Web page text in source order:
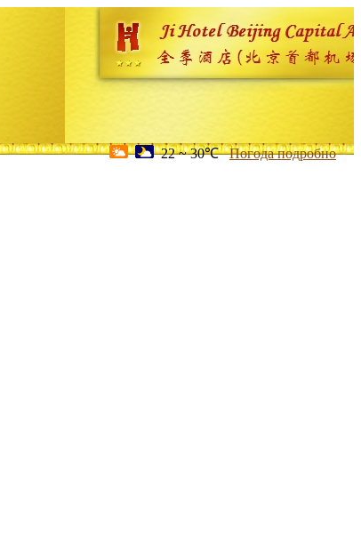
22 ~ 30℃ Погода подробно